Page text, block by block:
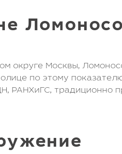
округе Москвы,
по этому
РАНХиГС, традиционно